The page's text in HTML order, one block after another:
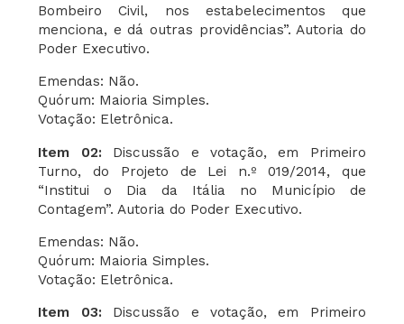
Bombeiro Civil, nos estabelecimentos que
menciona, e dá outras providências”. Autoria do
Poder Executivo.
Emendas: Não.
Quórum: Maioria Simples.
Votação: Eletrônica.
Item 02: Discussão e votação, em Primeiro
Turno, do Projeto de Lei n.º 019/2014, que
“Institui o Dia da Itália no Município de
Contagem”. Autoria do Poder Executivo.
Emendas: Não.
Quórum: Maioria Simples.
Votação: Eletrônica.
Item 03: Discussão e votação, em Primeiro